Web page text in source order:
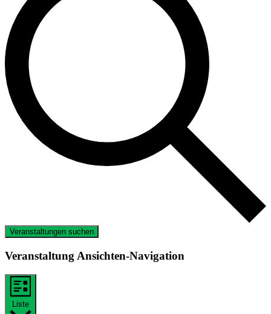
Veranstaltungen suchen
Veranstaltung Ansichten-Navigation
Liste